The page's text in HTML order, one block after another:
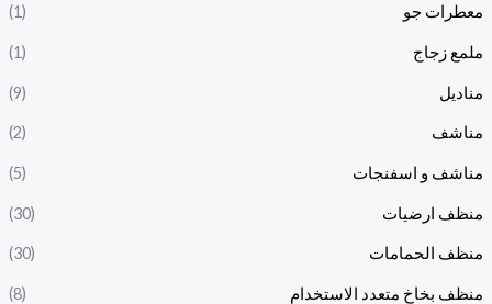
معطرات جو (1)
ملمع زجاج (1)
مناديل (9)
مناشف (2)
مناشف و اسفنجات (5)
منظف ارضيات (30)
منظف الحمامات (30)
منظف بخاخ متعدد الاستخدام (8)